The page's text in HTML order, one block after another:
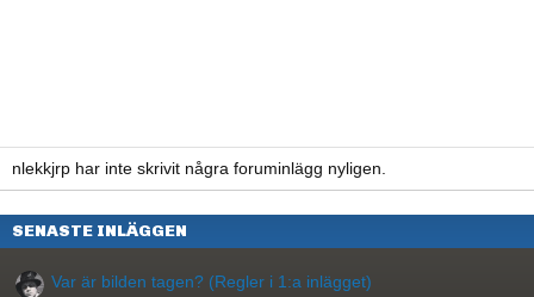
nlekkjrp har inte skrivit några foruminlägg nyligen.
SENASTE INLÄGGEN
Var är bilden tagen? (Regler i 1:a inlägget)